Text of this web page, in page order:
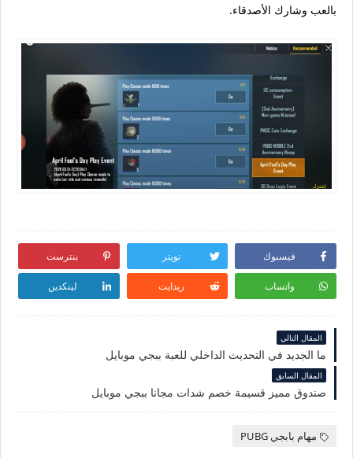
بالعب وشارك الأصدقاء.
فيسبوك تويتر بنترست
واتساب ريدايت لينكدين
المقال التالي
ما الجديد في التحديث الداخلي للعبة ببجي موبايل
المقال السابق
صندوق مميز قسيمة خصم شدات مجانا ببجي موبايل
مهام بابجي PUBG